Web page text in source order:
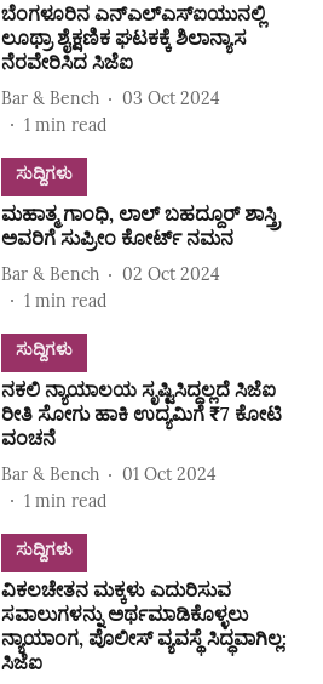
ಬೆಂಗಳೂರಿನ ಎನ್‌ಎಲ್‌ಎಸ್‌ಐಯುನಲ್ಲಿ
ಲೂಥ್ರಾ ಶೈಕ್ಷಣಿಕ ಘಟಕಕ್ಕೆ ಶಿಲಾನ್ಯಾಸ
ನೆರವೇರಿಸಿದ ಸಿಜೆಐ
Bar & Bench
03 Oct 2024
1 min read
ಸುದ್ದಿಗಳು
ಮಹಾತ್ಮ ಗಾಂಧಿ, ಲಾಲ್ ಬಹದ್ದೂರ್ ಶಾಸ್ತ್ರಿ
ಅವರಿಗೆ ಸುಪ್ರೀಂ ಕೋರ್ಟ್ ನಮನ
Bar & Bench
02 Oct 2024
1 min read
ಸುದ್ದಿಗಳು
ನಕಲಿ ನ್ಯಾಯಾಲಯ ಸೃಷ್ಟಿಸಿದ್ದಲ್ಲದೆ ಸಿಜೆಐ
ರೀತಿ ಸೋಗು ಹಾಕಿ ಉದ್ಯಮಿಗೆ ₹7 ಕೋಟಿ
ವಂಚನೆ
Bar & Bench
01 Oct 2024
1 min read
ಸುದ್ದಿಗಳು
ವಿಕಲಚೇತನ ಮಕ್ಕಳು ಎದುರಿಸುವ
ಸವಾಲುಗಳನ್ನು ಅರ್ಥಮಾಡಿಕೊಳ್ಳಲು
ನ್ಯಾಯಾಂಗ, ಪೊಲೀಸ್‌ ವ್ಯವಸ್ಥೆ ಸಿದ್ಧವಾಗಿಲ್ಲ:
ಸಿಜೆಐ